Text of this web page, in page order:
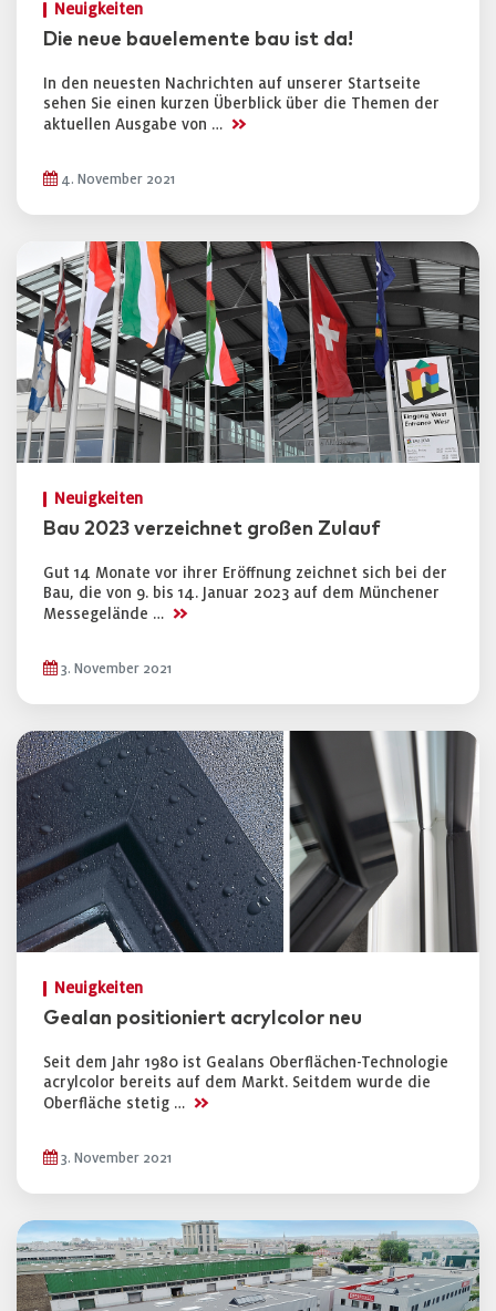
Neuigkeiten
Die neue bauelemente bau ist da!
In den neuesten Nachrichten auf unserer Startseite
sehen Sie einen kurzen Überblick über die Themen der
aktuellen Ausgabe von … >>
4. November 2021
Neuigkeiten
Bau 2023 verzeichnet großen Zulauf
Gut 14 Monate vor ihrer Eröffnung zeichnet sich bei der
Bau, die von 9. bis 14. Januar 2023 auf dem Münchener
Messegelände … >>
3. November 2021
Neuigkeiten
Gealan positioniert acrylcolor neu
Seit dem Jahr 1980 ist Gealans Oberflächen-Technologie
acrylcolor bereits auf dem Markt. Seitdem wurde die
Oberfläche stetig … >>
3. November 2021